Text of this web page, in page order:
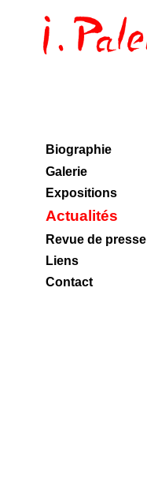
Biographie
Galerie
Expositions
Actualités
Revue de presse
Liens
Contact